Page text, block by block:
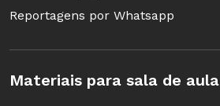
Reportagens por Whatsapp
Materiais para sala de aula